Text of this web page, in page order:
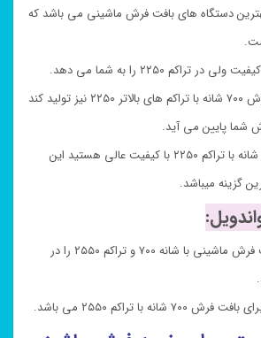
دستگاه های بافت فرش ماشینی می باشد که
این دستگاه می تواند فرش ۷۰۰ شانه با تراکم های بالاتر ۲۲۵۰ نیز تولید کند
شما پایین می آید.
ولی اگر دنبال فرش ۷۰۰ شانه با تراکم ۲۲۵۰ با کیفیت عالی هستید این
گزینه میباشد.
این دستگاه دقیقا کیفیت فرش ماشینی با شانه ۷۰۰ و تراکم ۲۵۵۰ را در
با تراکم ۲۵۵۰ می باشد.